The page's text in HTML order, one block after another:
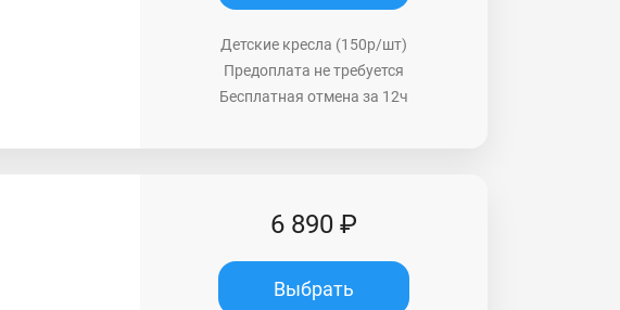
Детские кресла (150р/шт)
Предоплата не требуется
Бесплатная отмена за 12ч
6 890 ₽
Выбрать